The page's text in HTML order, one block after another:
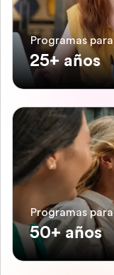
Programas para
25+ años
Programas para
50+ años